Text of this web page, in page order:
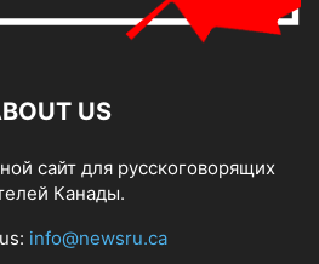
US
сайт для русскоговорящих
Канады.
info@newsru.ca